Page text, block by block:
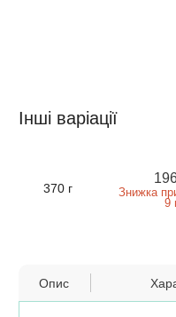
Інші варіації
370 г
Знижка
9
Опис